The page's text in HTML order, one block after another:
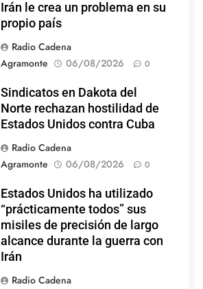
Irán le crea un problema en su
propio país
Radio Cadena
Agramonte
06/08/2026 0
Sindicatos en Dakota del
Norte rechazan hostilidad de
Estados Unidos contra Cuba
Radio Cadena
Agramonte
06/08/2026 0
Estados Unidos ha utilizado
“prácticamente todos” sus
misiles de precisión de largo
alcance durante la guerra con
Irán
Radio Cadena